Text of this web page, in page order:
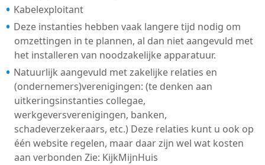
Kabelexploitant
Deze instanties hebben vaak langere tijd nodig om
omzettingen in te plannen, al dan niet aangevuld met
het installeren van noodzakelijke apparatuur.
Natuurlijk aangevuld met zakelijke relaties en
(ondernemers)verenigingen: (te denken aan
uitkeringsinstanties collegae,
werkgeversverenigingen, banken,
schadeverzekeraars, etc.) Deze relaties kunt u ook op
één website regelen, maar daar zijn wel wat kosten
aan verbonden Zie: KijkMijnHuis